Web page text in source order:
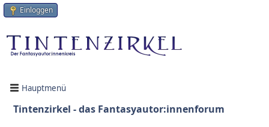
Einloggen
Hauptmenü
Tintenzirkel - das Fantasyautor:innenforum